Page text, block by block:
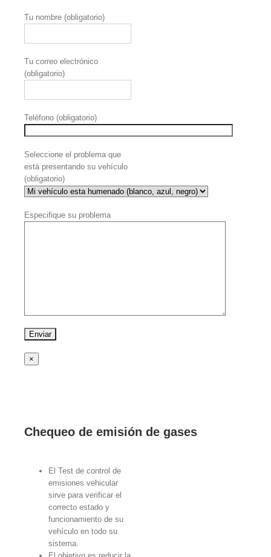
Tu nombre (obligatorio)
Tu correo electrónico
(obligatorio)
Teléfono (obligatorio)
Seleccione el problema que
está presentando su vehículo
(obligatorio)
Especifique su problema
×
Chequeo de emisión de gases
El Test de control de
emisiones vehicular
sirve para verificar el
correcto estado y
funcionamiento de su
vehículo en todo su
sistema.